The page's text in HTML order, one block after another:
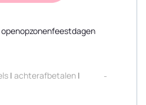
openopzonenfeestdagen
| achterafbetalen |